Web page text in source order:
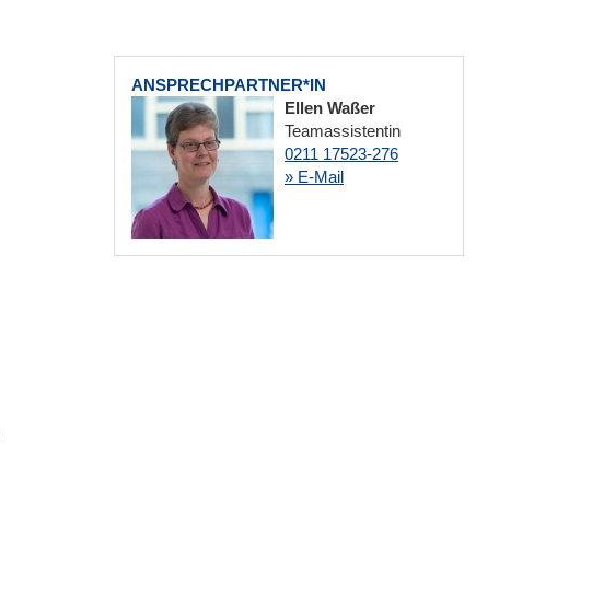
ANSPRECHPARTNER*IN
Ellen Waßer
Teamassistentin
0211 17523-276
» E-Mail